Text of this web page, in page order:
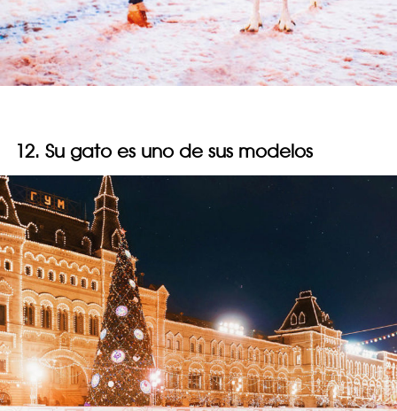
12. Su gato es uno de sus modelos